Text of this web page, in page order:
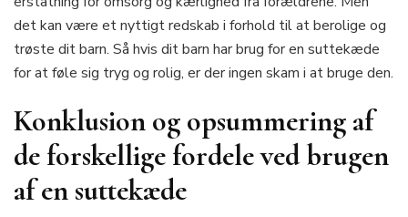
det kan være et nyttigt redskab i forhold til at berolige og
trøste dit barn. Så hvis dit barn har brug for en suttekæde
for at føle sig tryg og rolig, er der ingen skam i at bruge den.
Konklusion og opsummering af
de forskellige fordele ved brugen
af en suttekæde